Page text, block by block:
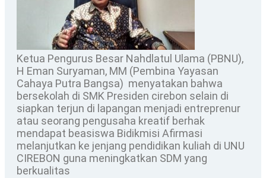
Ketua Pengurus Besar Nahdlatul Ulama (PBNU),
H Eman Suryaman, MM (Pembina Yayasan
Cahaya Putra Bangsa) menyatakan bahwa
bersekolah di SMK Presiden cirebon selain di
siapkan terjun di lapangan menjadi entreprenur
atau seorang pengusaha kreatif berhak
mendapat beasiswa Bidikmisi Afirmasi
melanjutkan ke jenjang pendidikan kuliah di UNU
CIREBON guna meningkatkan SDM yang
berkualitas